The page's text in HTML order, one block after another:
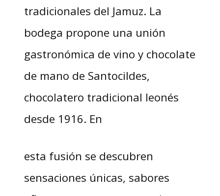
tradicionales del Jamuz. La
bodega propone una unión
gastronómica de vino y chocolate
de mano de Santocildes,
chocolatero tradicional leonés
desde 1916. En
esta fusión se descubren
sensaciones únicas, sabores